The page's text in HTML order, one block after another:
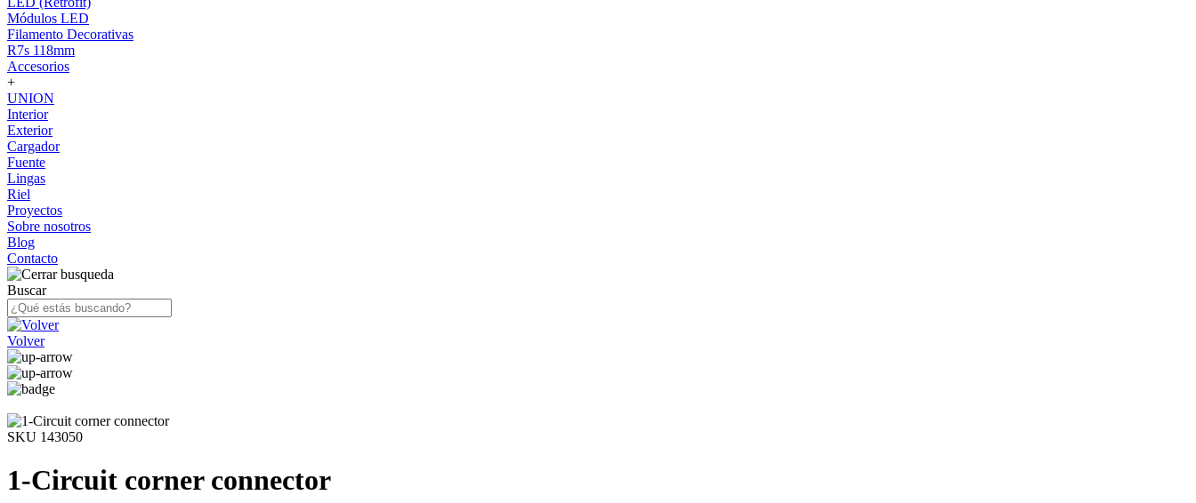
Módulos LED
Filamento Decorativas
R7s 118mm
Accesorios
+
UNION
Interior
Exterior
Cargador
Fuente
Lingas
Riel
Proyectos
Sobre nosotros
Blog
Contacto
Buscar
Volver
SKU 143050
1-Circuit corner connector